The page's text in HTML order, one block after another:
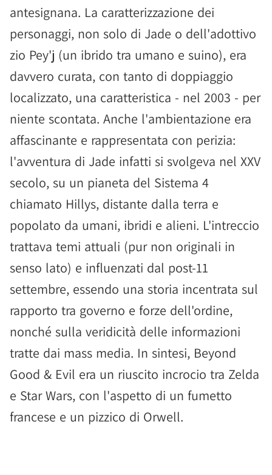
antesignana. La caratterizzazione dei
personaggi, non solo di Jade o dell'adottivo
zio Pey'j (un ibrido tra umano e suino), era
davvero curata, con tanto di doppiaggio
localizzato, una caratteristica - nel 2003 - per
niente scontata. Anche l'ambientazione era
affascinante e rappresentata con perizia:
l'avventura di Jade infatti si svolgeva nel XXV
secolo, su un pianeta del Sistema 4
chiamato Hillys, distante dalla terra e
popolato da umani, ibridi e alieni. L'intreccio
trattava temi attuali (pur non originali in
senso lato) e influenzati dal post-11
settembre, essendo una storia incentrata sul
rapporto tra governo e forze dell'ordine,
nonché sulla veridicità delle informazioni
tratte dai mass media. In sintesi, Beyond
Good & Evil era un riuscito incrocio tra Zelda
e Star Wars, con l'aspetto di un fumetto
francese e un pizzico di Orwell.